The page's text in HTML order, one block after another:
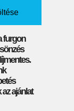
furgon
ajánlat